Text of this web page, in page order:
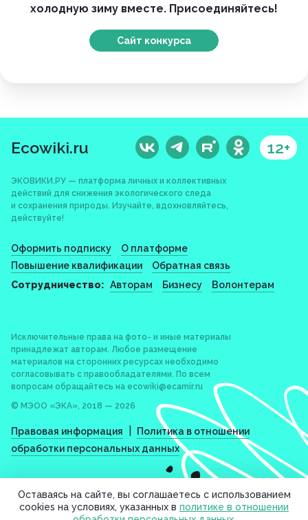
холодную зиму вместе. Присоединяйтесь!
Сайт конкурса
Ecowiki.ru 12+
ЭКОВИКИ.РУ — платформа личных и коллективных
действий для снижения экологического следа
и сохранения природы. Изучайте, вдохновляйтесь,
действуйте!
Оформить подписку
О платформе
Повышение квалификации
Обратная связь
Сотрудничество: Авторам Бизнесу Волонтерам
Исключительные права на фото- и иные материалы
принадлежат авторам. Любое размещение
материалов на сторонних ресурсах необходимо
согласовывать с правообладателями. По всем
вопросам обращайтесь на ecowiki@ecamir.ru
© МЭОО «ЭКА», 2018 — 2026
Правовая информация
Политика в отношении
обработки персональных данных
Оставаясь на сайте, вы соглашаетесь с использованием
cookies на условиях, указанных в политике в отношении